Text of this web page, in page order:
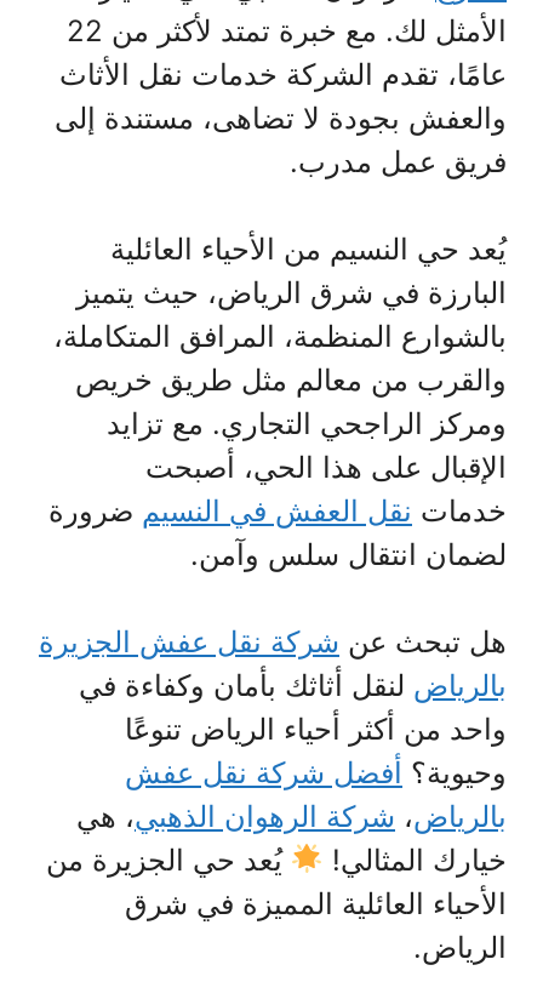
الأمثل لك. مع خبرة تمتد لأكثر من 22
عامًا، تقدم الشركة خدمات نقل الأثاث
والعفش بجودة لا تضاهى، مستندة إلى
فريق عمل مدرب.
يُعد حي النسيم من الأحياء العائلية
البارزة في شرق الرياض، حيث يتميز
بالشوارع المنظمة، المرافق المتكاملة،
والقرب من معالم مثل طريق خريص
ومركز الراجحي التجاري. مع تزايد
الإقبال على هذا الحي، أصبحت
خدمات نقل العفش في النسيم ضرورة
لضمان انتقال سلس وآمن.
هل تبحث عن شركة نقل عفش الجزيرة
بالرياض لنقل أثاثك بأمان وكفاءة في
واحد من أكثر أحياء الرياض تنوعًا
وحيوية؟ أفضل شركة نقل عفش
بالرياض، شركة الرهوان الذهبي، هي
خيارك المثالي!
يُعد حي الجزيرة من
الأحياء العائلية المميزة في شرق
الرياض.